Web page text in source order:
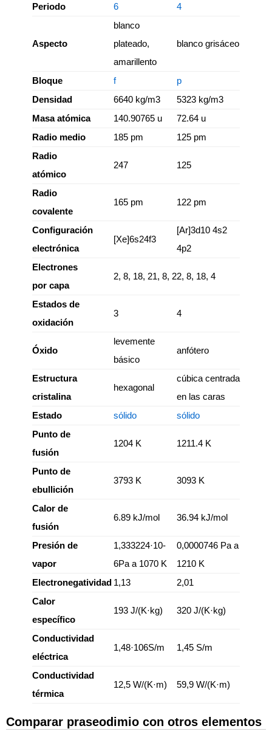
Periodo 6 4
Aspecto
blanco
plateado,
amarillento
blanco grisáceo
Bloque f
p
Densidad
6640 kg/m3
5323 kg/m3
Masa atómica
140.90765 u
72.64 u
Radio medio
185 pm
125 pm
Radio
atómico
247 125
Radio
covalente
165 pm 122 pm
Configuración
electrónica
[Xe]6s24f3
[Ar]3d10 4s2
4p2
Electrones
por capa
2, 8, 18, 21, 8, 22, 8, 18, 4
Estados de
oxidación
3 4
Óxido
levemente
básico
anfótero
Estructura
cristalina
hexagonal
cúbica centrada
en las caras
Estado
sólido
sólido
Punto de
fusión
1204 K 1211.4 K
Punto de
ebullición
3793 K 3093 K
Calor de
fusión
6.89 kJ/mol 36.94 kJ/mol
Presión de
vapor
1,333224·10-
6Pa a 1070 K
0,0000746 Pa a
1210 K
Electronegatividad 1,13
2,01
Calor
específico
193 J/(K·kg) 320 J/(K·kg)
Conductividad
eléctrica
1,48·106S/m 1,45 S/m
Conductividad
térmica
12,5 W/(K·m) 59,9 W/(K·m)
Comparar praseodimio con otros elementos